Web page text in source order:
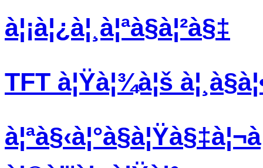
à¦¡à¦¿à¦¸à¦ªà§à¦²à§‡
TFT à¦Ÿà¦¾à¦š